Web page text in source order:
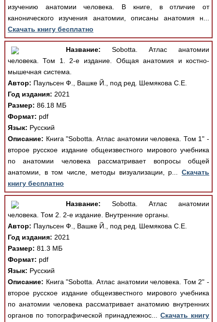
изучению анатомии человека. В книге, в отличие от
канонического изучения анатомии, описаны анатомия н...
Скачать книгу бесплатно
Название: Sobotta. Атлас анатомии
человека. Том 1. 2-е издание. Общая анатомия и костно-
мышечная система.
Автор: Паульсен Ф., Вашке Й., под ред. Шемякова С.Е.
Год издания: 2021
Размер: 86.18 МБ
Формат: pdf
Язык: Русский
Описание: Книга "Sobotta. Атлас анатомии человека. Том 1" -
второе русское издание общеизвестного мирового учебника
по анатомии человека рассматривает вопросы общей
анатомии, в том числе, методы визуализации, р...Скачать
книгу бесплатно
Название: Sobotta. Атлас анатомии
человека. Том 2. 2-е издание. Внутренние органы.
Автор: Паульсен Ф., Вашке Й., под ред. Шемякова С.Е.
Год издания: 2021
Размер: 81.3 МБ
Формат: pdf
Язык: Русский
Описание: Книга "Sobotta. Атлас анатомии человека. Том 2" -
второе русское издание общеизвестного мирового учебника
по анатомии человека рассматривает анатомию внутренних
органов по топографической принадлежнос...Скачать книгу